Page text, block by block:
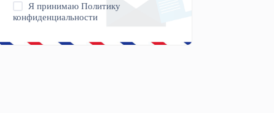
Я принимаюПолитику
конфиденциальности